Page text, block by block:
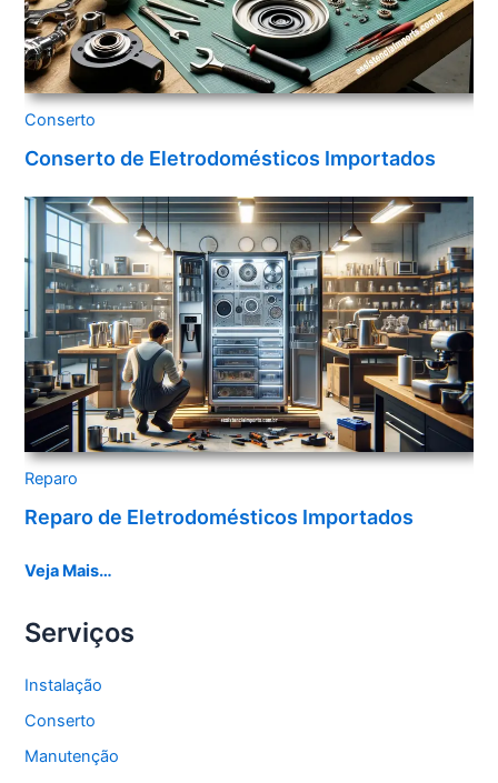
Conserto
Conserto de Eletrodomésticos Importados
Reparo
Reparo de Eletrodomésticos Importados
Veja Mais…
Serviços
Instalação
Conserto
Manutenção